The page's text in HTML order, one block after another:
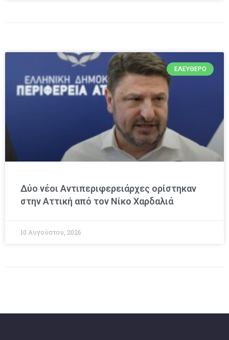
ΕΛΕΎΘΕΡΟ
Δύο νέοι Αντιπεριφερειάρχες ορίστηκαν
στην Αττική από τον Νίκο Χαρδαλιά
10 Αυγούστου, 2026